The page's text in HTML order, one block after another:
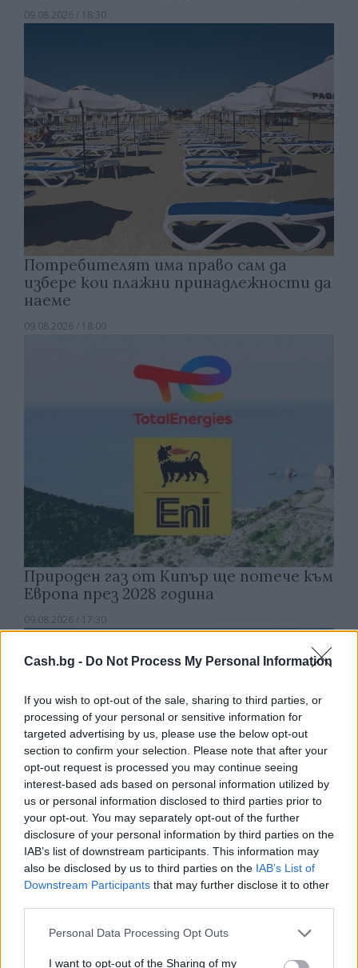
Cash.bg - Do Not Process My Personal Information
If you wish to opt-out of the sale, sharing to third parties, or
processing of your personal or sensitive information for
targeted advertising by us, please use the below opt-out
section to confirm your selection. Please note that after your
opt-out request is processed you may continue seeing
interest-based ads based on personal information utilized by
us or personal information disclosed to third parties prior to
your opt-out. You may separately opt-out of the further
disclosure of your personal information by third parties on the
IAB’s list of downstream participants. This information may
also be disclosed by us to third parties on the IAB’s List of
Downstream Participants that may further disclose it to other
Personal Data Processing Opt Outs
I want to opt-out of the Sharing of my
09.08.2026 / 18:30
Потребителят има право сам да
избере кои плажни принадлежности да
наеме
09.08.2026 / 18:00
Природен газ от Кипър ще потече към
Европа през 2028 година
09.08.2026 / 17:30
Белият дом спира проекти за
възобновяема енергия в САЩ
07.08.2026 / 18:00